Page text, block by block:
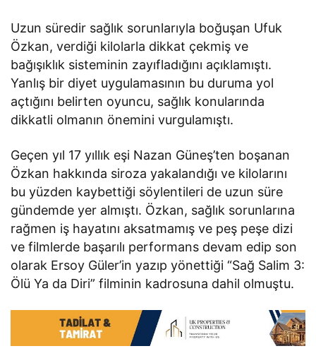
Uzun süredir sağlık sorunlarıyla boğuşan Ufuk
Özkan, verdiği kilolarla dikkat çekmiş ve
bağışıklık sisteminin zayıfladığını açıklamıştı.
Yanlış bir diyet uygulamasının bu duruma yol
açtığını belirten oyuncu, sağlık konularında
dikkatli olmanın önemini vurgulamıştı.
Geçen yıl 17 yıllık eşi Nazan Güneş’ten boşanan
Özkan hakkında siroza yakalandığı ve kilolarını
bu yüzden kaybettiği söylentileri de uzun süre
gündemde yer almıştı. Özkan, sağlık sorunlarına
rağmen iş hayatını aksatmamış ve peş peşe dizi
ve filmlerde başarılı performans devam edip son
olarak Ersoy Güler’in yazıp yönettiği “Sağ Salim 3:
Ölü Ya da Diri” filminin kadrosuna dahil olmuştu.